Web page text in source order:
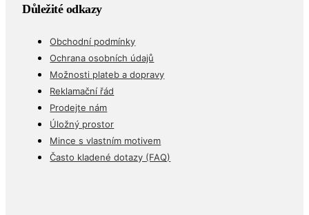
Důležité odkazy
Obchodní podmínky
Ochrana osobních údajů
Možnosti plateb a dopravy
Reklamační řád
Prodejte nám
Úložný prostor
Mince s vlastním motivem
Často kladené dotazy (FAQ)